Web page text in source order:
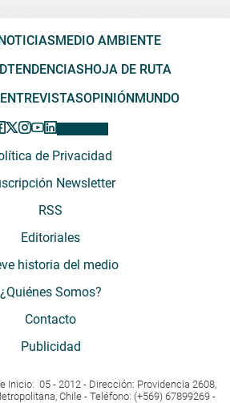
MEDIO AMBIENTE
TENDENCIASHOJA DE RUTA
ENTREVISTASOPINIÓNMUNDO
de Privacidad
Newsletter
RSS
Editoriales
historia del medio
¿Quiénes Somos?
Contacto
Publicidad
Inicio: 05 - 2012 - Dirección: Providencia 2608,
Chile - Teléfono: (+569) 67899269 -